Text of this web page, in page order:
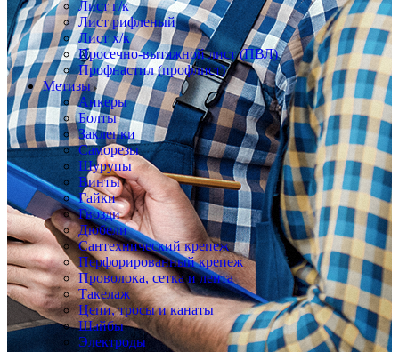
Лист г/к
Лист рифленый
Лист х/к
Просечно-вытяжной лист (ПВЛ)
Профнастил (профлист)
Метизы
Анкеры
Болты
Заклепки
Саморезы
Шурупы
Винты
Гайки
Гвозди
Дюбели
Сантехнический крепеж
Перфорированный крепеж
Проволока, сетка и лента
Такелаж
Цепи, тросы и канаты
Шайбы
Электроды